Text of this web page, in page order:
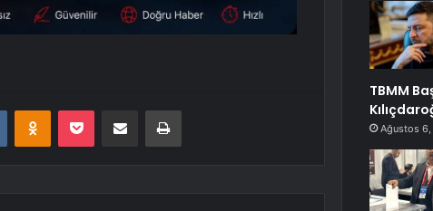
VKontakteOdnoklassniki
Pocket E-Posta ile paylaş Yazdır
TBMM
Ağustos